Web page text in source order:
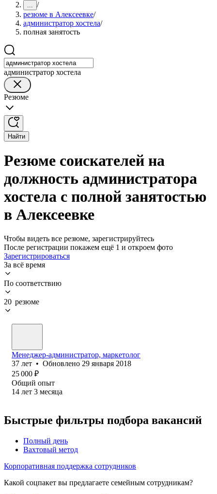
... /
резюме в Алексеевке/
администратор хостела/
полная занятость
администратор хостела
Резюме
Найти
Резюме соискателей на
должность администратора
хостела с полной занятостью
в Алексеевке
Чтобы видеть все резюме, зарегистрируйтесь
После регистрации покажем ещё 1 и откроем фото
Зарегистрироваться
За всё время
По соответствию
20 резюме
Менеджер-администратор, маркетолог
37 лет • Обновлено 29 января 2018
25 000 ₽
Общий опыт
14 лет 3 месяца
Быстрые фильтры подбора вакансий
Полный день
Вахтовый метод
Корпоративная поддержка сотрудников
Какой соцпакет вы предлагаете семейным сотрудникам?